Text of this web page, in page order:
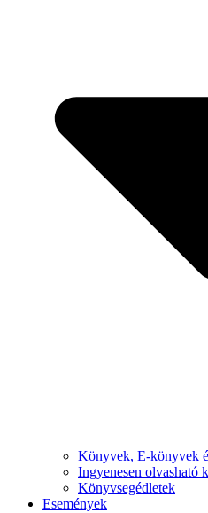
Könyvek, E-könyvek
Ingyenesen olvasható
Könyvsegédletek
Események